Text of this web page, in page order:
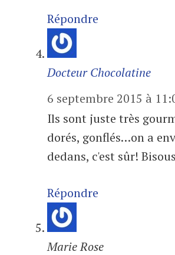
Répondre
Docteur Chocolatine
6 septembre 2015 à
Ils sont juste très
dorés, gonflés…on a
dedans, c'est sûr!
Répondre
Marie Rose